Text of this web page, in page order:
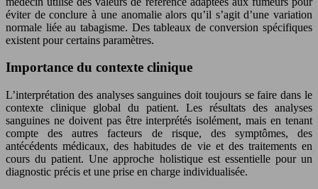
éviter de conclure à une anomalie alors qu’il s’agit d’une variation
normale liée au tabagisme. Des tableaux de conversion spécifiques
existent pour certains paramètres.
Importance du contexte clinique
L’interprétation des analyses sanguines doit toujours se faire dans le
contexte clinique global du patient. Les résultats des analyses
sanguines ne doivent pas être interprétés isolément, mais en tenant
compte des autres facteurs de risque, des symptômes, des
antécédents médicaux, des habitudes de vie et des traitements en
cours du patient. Une approche holistique est essentielle pour un
diagnostic précis et une prise en charge individualisée.